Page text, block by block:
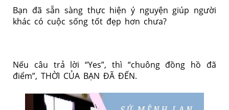
Bạn đã sẵn sàng thực hiện ý nguyện giúp người
khác có cuộc sống tốt đẹp hơn chưa?
Nếu câu trả lời “Yes”, thì “chuông đồng hồ đã
điểm”, THỜI CỦA BẠN ĐÃ ĐẾN.